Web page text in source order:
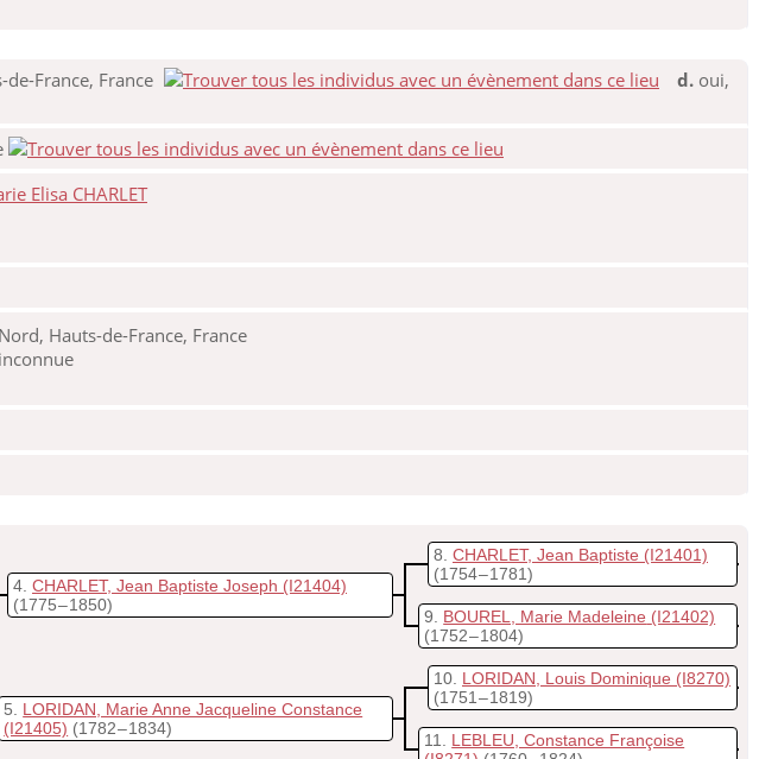
France, France d. oui,
Elisa CHARLET
Hauts-de-France, France
4 CHARLET, Jean Baptiste Joseph (I21404)
(1775 – 1850)
8 CHARLET, Jean Baptiste (I21401)
(1754 – 1781)
9 BOUREL, Marie Madeleine (I21402)
(1752 – 1804)
5
LORIDAN, Marie Anne Jacqueline Constance
(I21405) (1782 – 1834)
10 LORIDAN, Louis Dominique (I8270)
(1751 – 1819)
11
LEBLEU, Constance Françoise